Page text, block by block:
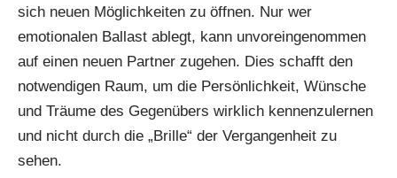
sich neuen Möglichkeiten zu öffnen. Nur wer
emotionalen Ballast ablegt, kann unvoreingenommen
auf einen neuen Partner zugehen. Dies schafft den
notwendigen Raum, um die Persönlichkeit, Wünsche
und Träume des Gegenübers wirklich kennenzulernen
und nicht durch die „Brille“ der Vergangenheit zu
sehen.